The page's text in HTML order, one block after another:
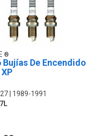
Bujías De Encendido
1989-1991